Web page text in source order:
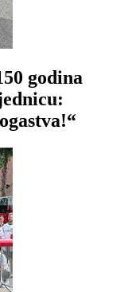
godina